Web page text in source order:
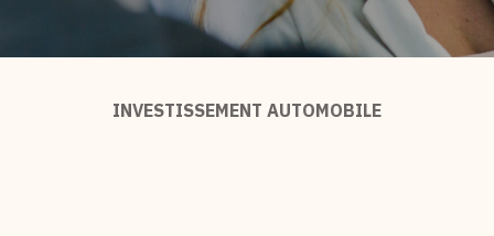
INVESTISSEMENT AUTOMOBILE